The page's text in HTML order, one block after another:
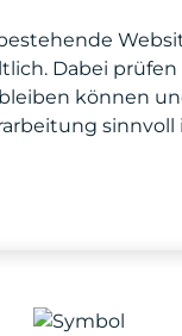
Dabei prüfen
können
sinnvoll